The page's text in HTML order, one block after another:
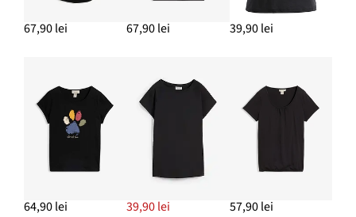
ADAUGĂ ÎN COȘ
Pantofi sport în stil retro
132,90 lei
ADAUGĂ ÎN COȘ
67,90 lei 67,90 lei 39,90 lei
64,90 lei 39,90 lei 57,90 lei